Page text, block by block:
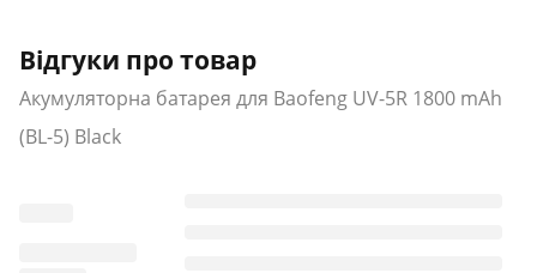
Відгуки про товар
Акумуляторна батарея для Baofeng UV-5R 1800 mAh
(BL-5) Black